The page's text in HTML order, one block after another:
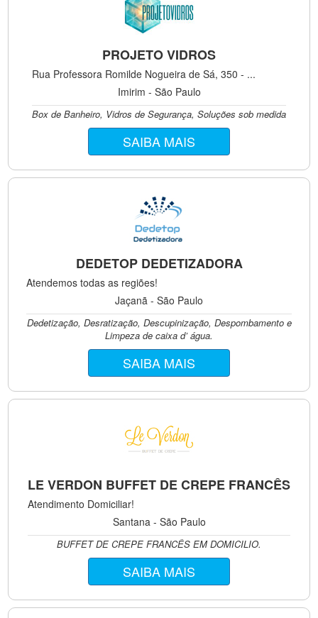
PROJETO VIDROS
Rua Professora Romilde Nogueira de Sá, 350 - ...
Imirim - São Paulo
Box de Banheiro, Vidros de Segurança, Soluções sob medida
SAIBA MAIS
DEDETOP DEDETIZADORA
Atendemos todas as regiões!
Jaçanã - São Paulo
Dedetização, Desratização, Descupinização, Despombamento e
Limpeza de caixa d’ água.
SAIBA MAIS
LE VERDON BUFFET DE CREPE FRANCÊS
Atendimento Domiciliar!
Santana - São Paulo
BUFFET DE CREPE FRANCÊS EM DOMICILIO.
SAIBA MAIS